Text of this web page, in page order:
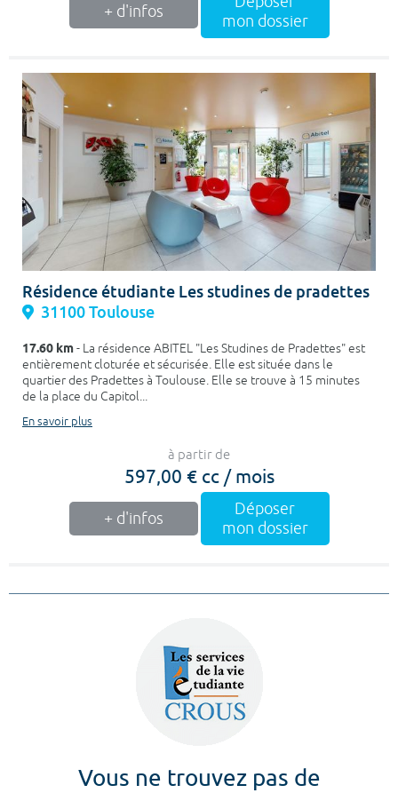
+ d'infos
mon dossier
Résidence étudiante Les studines de pradettes
31100 Toulouse
17.60 km- La résidence ABITEL "Les Studines de Pradettes" est
entièrement cloturée et sécurisée. Elle est située dans le
quartier des Pradettes à Toulouse. Elle se trouve à 15 minutes
de la place du Capitol...
En savoir plus
à partir de
597,00 € cc / mois
+ d'infos
Déposer
mon dossier
Vous ne trouvez pas de